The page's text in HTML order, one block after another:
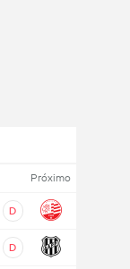
Próximo
D
D